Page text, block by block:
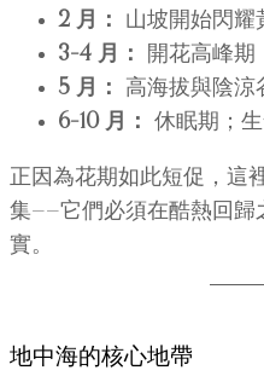
2 月：
山坡開始閃耀
3–4 月：
開花高峰期
5 月：
高海拔與陰涼
6–10 月：
休眠期；
正因為花期如此短促，這
集——它們必須在酷熱回歸
實。
地中海的核心地帶